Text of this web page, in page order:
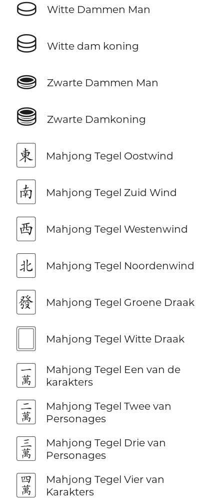
⛀ Witte Dammen Man
⛁ Witte dam koning
⛂ Zwarte Dammen Man
⛃ Zwarte Damkoning
🀀 Mahjong Tegel Oostwind
🀁 Mahjong Tegel Zuid Wind
🀂 Mahjong Tegel Westenwind
🀃 Mahjong Tegel Noordenwind
🀅 Mahjong Tegel Groene Draak
🀆 Mahjong Tegel Witte Draak
🀇
Mahjong Tegel Een van de
karakters
🀈
Mahjong Tegel Twee van
Personages
🀉
Mahjong Tegel Drie van
Personages
🀊
Mahjong Tegel Vier van
Karakters